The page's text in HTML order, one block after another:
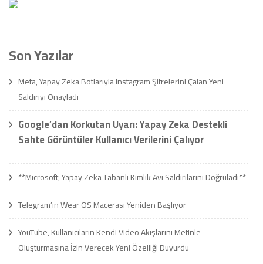
Son Yazılar
Meta, Yapay Zeka Botlarıyla Instagram Şifrelerini Çalan Yeni
Saldırıyı Onayladı
Google’dan Korkutan Uyarı: Yapay Zeka Destekli
Sahte Görüntüler Kullanıcı Verilerini Çalıyor
**Microsoft, Yapay Zeka Tabanlı Kimlik Avı Saldırılarını Doğruladı**
Telegram’ın Wear OS Macerası Yeniden Başlıyor
YouTube, Kullanıcıların Kendi Video Akışlarını Metinle
Oluşturmasına İzin Verecek Yeni Özelliği Duyurdu